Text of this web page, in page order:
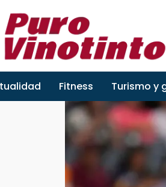
Fitness Turismo y